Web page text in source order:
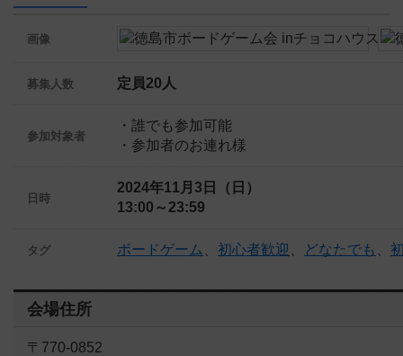
画像
募集人数 定員20人
参加対象者
・誰でも参加可能
・参加者のお連れ様
日時
2024年11月3日（日）
13:00～23:59
タグ ボードゲーム 初心者歓迎 どなたでも
会場住所
〒770-0852